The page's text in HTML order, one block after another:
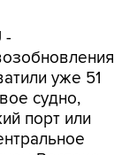
уже 51
судно,
порт или
Востоке